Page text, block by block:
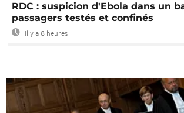
RDC : suspicion d'Ebola dans un
passagers testés et confinés
Il y a 8 heures